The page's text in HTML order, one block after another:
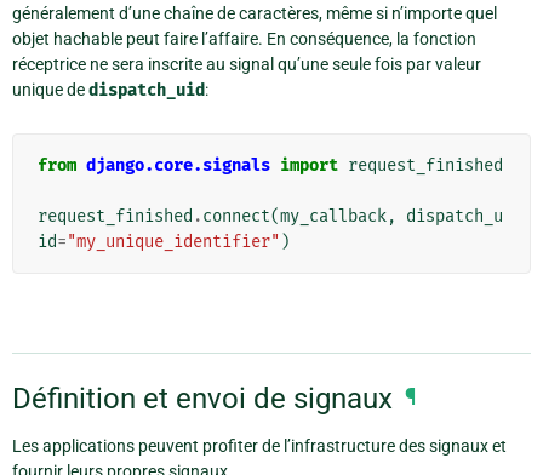
généralement d’une chaîne de caractères, même si n’importe quel
objet hachable peut faire l’affaire. En conséquence, la fonction
réceptrice ne sera inscrite au signal qu’une seule fois par valeur
unique dedispatch_uid:
from django.core.signals import request_finished
request_finished .connect(my_callback,
dispatch_u
id="my_unique_identifier" )
Définition et envoi de signaux ¶
Les applications peuvent profiter de l’infrastructure des signaux et